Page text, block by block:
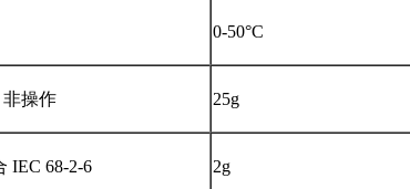
0-50°C
非操作 25g
IEC 68-2-6 2g